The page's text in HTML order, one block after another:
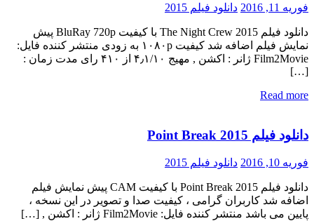
فوریه 11, 2016 دانلود فیلم 2015
دانلود فیلم The Night Crew 2015 با کیفیت BluRay 720p پیش
نمایش فیلم اضافه شد کیفیت ۱۰۸۰p به زودی منتشر کننده فایل:
Film2Movie ژانر : اکشن , مهیج ۴٫۱/۱۰ از ۴۱۰ رای مدت زمان :
[…]
Read more
دانلود فیلم Point Break 2015
فوریه 10, 2016 دانلود فیلم 2015
دانلود فیلم Point Break 2015 با کیفیت CAM پیش نمایش فیلم
اضافه شد کاربران گرامی ، کیفیت صدا و تصویر در این نسخه ،
پایین می باشد منتشر کننده فایل: Film2Movie ژانر : اکشن , […]